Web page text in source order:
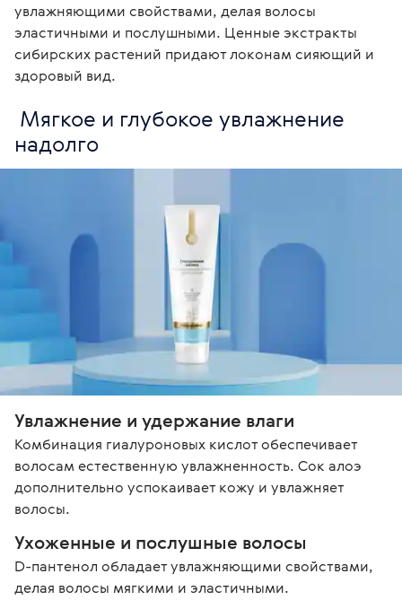
увлажняющими свойствами, делая волосы
эластичными и послушными. Ценные экстракты
сибирских растений придают локонам сияющий и
здоровый вид.
надолго
Увлажнение и удержание влаги
Комбинация гиалуроновых кислот обеспечивает
волосам естественную увлажненность. Сок алоэ
дополнительно успокаивает кожу и увлажняет
волосы.
Ухоженные и послушные волосы
D-пантенол обладает увлажняющими свойствами,
делая волосы мягкими и эластичными.